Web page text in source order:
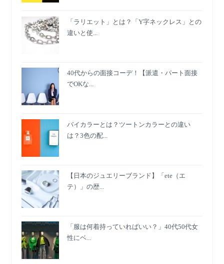
「ラリエット」とは？「Y字ネックレス」との
違いと使...
40代からの面接コーデ！【派遣・パート面接
でOKな...
バイカラーとは？ツートンカラーとの違い
は？3色の配...
【日本のジュエリーブランド】「ete（エ
テ）」の歴...
「服は何着持っていればいい？」40代50代女
性にベ...